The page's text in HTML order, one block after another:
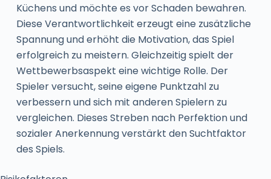
Küchens und möchte es vor Schaden bewahren.
Diese Verantwortlichkeit erzeugt eine zusätzliche
Spannung und erhöht die Motivation, das Spiel
erfolgreich zu meistern. Gleichzeitig spielt der
Wettbewerbsaspekt eine wichtige Rolle. Der
Spieler versucht, seine eigene Punktzahl zu
verbessern und sich mit anderen Spielern zu
vergleichen. Dieses Streben nach Perfektion und
sozialer Anerkennung verstärkt den Suchtfaktor
des Spiels.